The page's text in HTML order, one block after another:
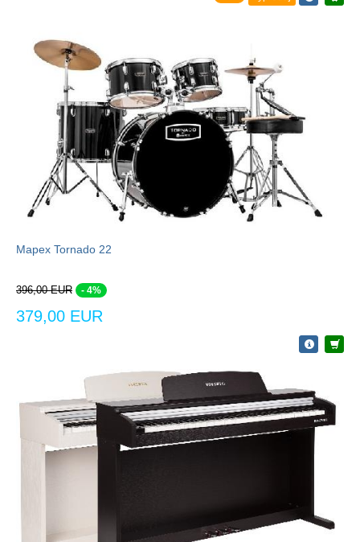
Mapex Tornado 22
396,00 EUR - 4%
379,00 EUR